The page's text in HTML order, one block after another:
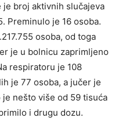
je broj aktivnih slučajeva
Preminulo je 16 osoba.
osoba, od toga
je u bolnicu zaprimljeno
respiratoru je 108
je 77 osoba, a jučer je
nešto više od 59 tisuća
i drugu dozu.